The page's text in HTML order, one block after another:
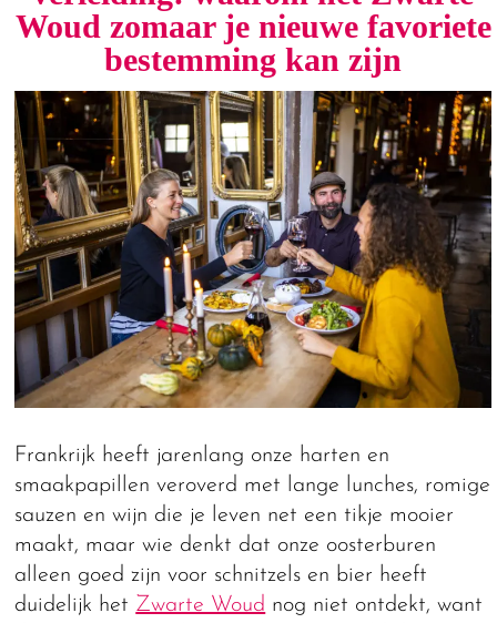
Woud zomaar je nieuwe favoriete
bestemming kan zijn
Frankrijk heeft jarenlang onze harten en
smaakpapillen veroverd met lange lunches, romige
sauzen en wijn die je leven net een tikje mooier
maakt, maar wie denkt dat onze oosterburen
alleen goed zijn voor schnitzels en bier heeft
duidelijk het Zwarte Woud nog niet ontdekt, want